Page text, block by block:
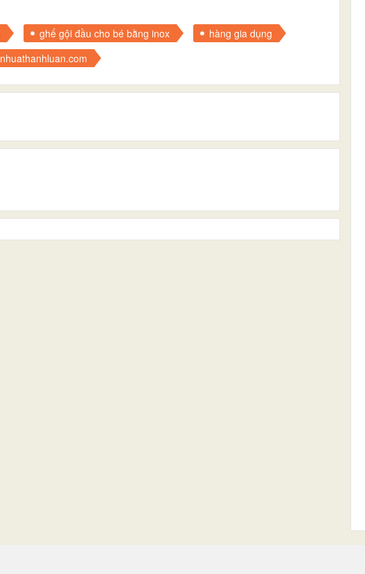
ghế gội đầu cho bé bằng inox
hàng gia dụng
nhuathanhluan.com